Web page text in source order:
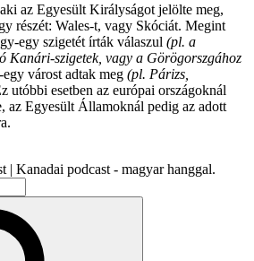
az Egyesült Királyságot jelölte meg,
részét: Wales-t, vagy Skóciát. Megint
egy szigetét írták válaszul (pl. a
Kanári-szigetek, vagy a Görögorszgához
várost adtak meg (pl. Párizs,
utóbbi esetben az európai országoknál
az Egyesült Államoknál pedig az adott